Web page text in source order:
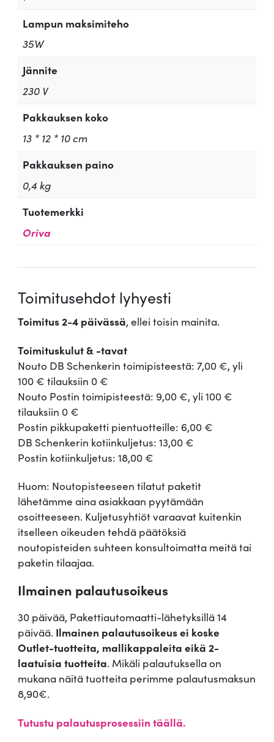
Lampun maksimiteho
35W
Jännite
230 V
Pakkauksen koko
13 * 12 * 10 cm
Pakkauksen paino
0,4 kg
Tuotemerkki
Oriva
Toimitusehdot lyhyesti
Toimitus 2-4 päivässä, ellei toisin mainita.
Toimituskulut & -tavat
Nouto DB Schenkerin toimipisteestä: 7,00 €, yli
100 € tilauksiin 0 €
Nouto Postin toimipisteestä: 9,00 €, yli 100 €
tilauksiin 0 €
Postin pikkupaketti pientuotteille: 6,00 €
DB Schenkerin kotiinkuljetus: 13,00 €
Postin kotiinkuljetus: 18,00 €
Huom: Noutopisteeseen tilatut paketit
lähetämme aina asiakkaan pyytämään
osoitteeseen. Kuljetusyhtiöt varaavat kuitenkin
itselleen oikeuden tehdä päätöksiä
noutopisteiden suhteen konsultoimatta meitä tai
paketin tilaajaa.
Ilmainen palautusoikeus
30 päivää, Pakettiautomaatti-lähetyksillä 14
päivää. Ilmainen palautusoikeus ei koske
Outlet-tuotteita, mallikappaleita eikä 2-
laatuisia tuotteita. Mikäli palautuksella on
mukana näitä tuotteita perimme palautusmaksun
8,90€.
Tutustu palautusprosessiin täällä.